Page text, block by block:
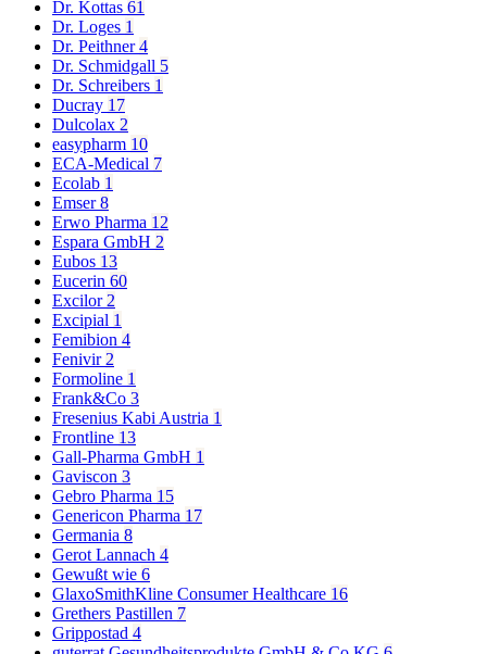
Dr. Kottas 61
Dr. Loges 1
Dr. Peithner4
Dr. Schmidgall 5
Dr. Schreibers 1
Ducray 17
Dulcolax 2
easypharm 10
ECA-Medical 7
Ecolab 1
Emser8
Erwo Pharma 12
Espara GmbH 2
Eubos 13
Eucerin 60
Excilor 2
Excipial 1
Femibion 4
Fenivir 2
Formoline 1
Frank&Co 3
Fresenius Kabi Austria 1
Frontline 13
Gall-Pharma GmbH 1
Gaviscon 3
Gebro Pharma 15
Genericon Pharma 17
Germania 8
Gerot Lannach 4
Gewußt wie 6
GlaxoSmithKline Consumer Healthcare 16
Grethers Pastillen 7
Grippostad 4